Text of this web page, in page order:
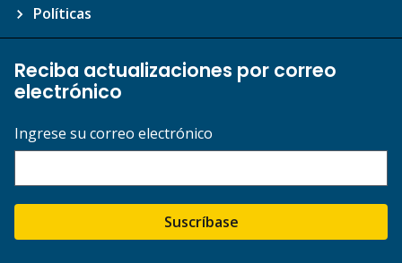
Políticas
Reciba actualizaciones por correo
electrónico
Ingrese su correo electrónico
Suscríbase